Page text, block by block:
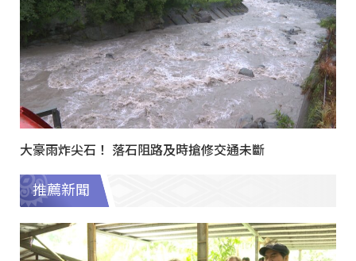
大豪雨炸尖石！ 落石阻路及時搶修交通未斷
推薦新聞